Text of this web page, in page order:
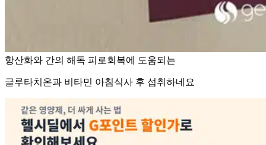
항산화와 간의 해독 피로회복에 도움되는
글루타치온과 비타민 아침식사 후 섭취하네요